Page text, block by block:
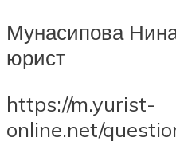
Мунасипова
юрист
https://m.yurist-
online.net/